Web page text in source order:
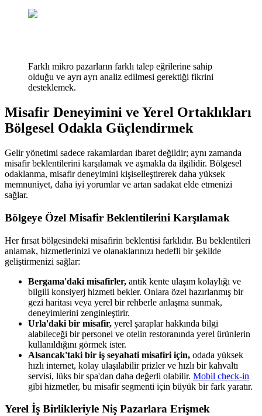
Farklı mikro pazarların farklı talep eğrilerine sahip
olduğu ve ayrı ayrı analiz edilmesi gerektiği fikrini
desteklemek.
Misafir Deneyimini ve Yerel Ortaklıkları
Bölgesel Odakla Güçlendirmek
Gelir yönetimi sadece rakamlardan ibaret değildir; aynı zamanda
misafir beklentilerini karşılamak ve aşmakla da ilgilidir. Bölgesel
odaklanma, misafir deneyimini kişiselleştirerek daha yüksek
memnuniyet, daha iyi yorumlar ve artan sadakat elde etmenizi
sağlar.
Bölgeye Özel Misafir Beklentilerini Karşılamak
Her fırsat bölgesindeki misafirin beklentisi farklıdır. Bu beklentileri
anlamak, hizmetlerinizi ve olanaklarınızı hedefli bir şekilde
geliştirmenizi sağlar:
Bergama'daki misafirler, antik kente ulaşım kolaylığı ve
bilgili konsiyerj hizmeti bekler. Onlara özel hazırlanmış bir
gezi haritası veya yerel bir rehberle anlaşma sunmak,
deneyimlerini zenginleştirir.
Urla'daki bir misafir, yerel şaraplar hakkında bilgi
alabileceği bir personel ve otelin restoranında yerel ürünlerin
kullanıldığını görmek ister.
Alsancak'taki bir iş seyahati misafiri için, odada yüksek
hızlı internet, kolay ulaşılabilir prizler ve hızlı bir kahvaltı
servisi, lüks bir spa'dan daha değerli olabilir. Mobil check-in
gibi hizmetler, bu misafir segmenti için büyük bir fark yaratır.
Yerel İş Birlikleriyle Niş Pazarlara Erişmek